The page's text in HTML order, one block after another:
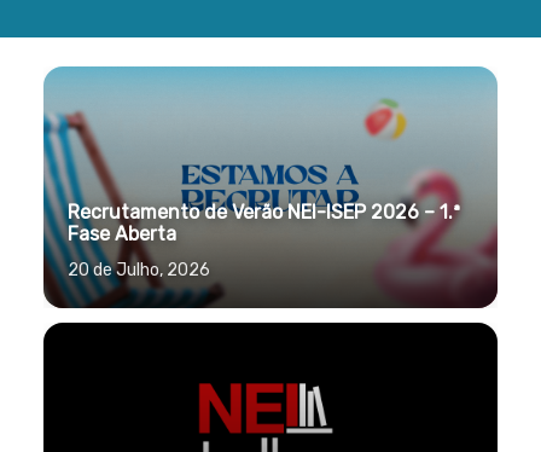
Recrutamento de Verão NEI-ISEP 2026 – 1.ª
Fase Aberta
20 de Julho, 2026